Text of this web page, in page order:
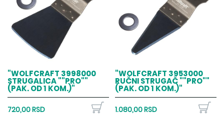
"WOLFCRAFT 3998000
STRUGALICA ""PRO""
(PAK. OD 1 KOM.)"
720,00 RSD
"WOLFCRAFT 3953000
RUČNI STRUGAČ ""PRO""
(PAK. OD 1 KOM.)"
1.080,00 RSD